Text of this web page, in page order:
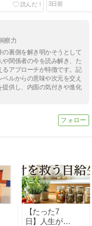
3日前
察力
裏側を解き明かそうとして
関係者の今を読み解き、た
アプローチが特徴です。記
ルからの意味や次元を交え
供し、内面の気付きや進化
【たった7
日】人生が好